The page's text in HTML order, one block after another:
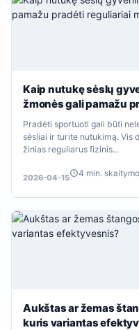
Kaip nutukę sėslų
žmonės gali pamažu
Pradėti sportuoti gali būti
sėsliai ir turite nutukimą. Vis
žinias reguliarus fizinis...
2026-04-15 4 min. skaitymo
Aukštas ar žemas
kuris variantas